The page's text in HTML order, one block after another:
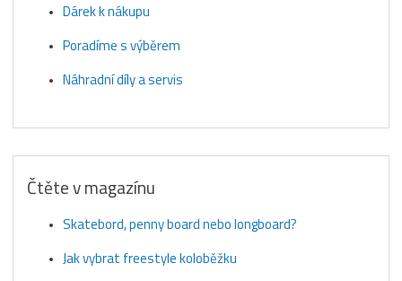
Dárek k nákupu
Poradíme s výběrem
Náhradní díly a servis
Čtěte v magazínu
Skatebord, penny board nebo longboard?
Jak vybrat freestyle koloběžku